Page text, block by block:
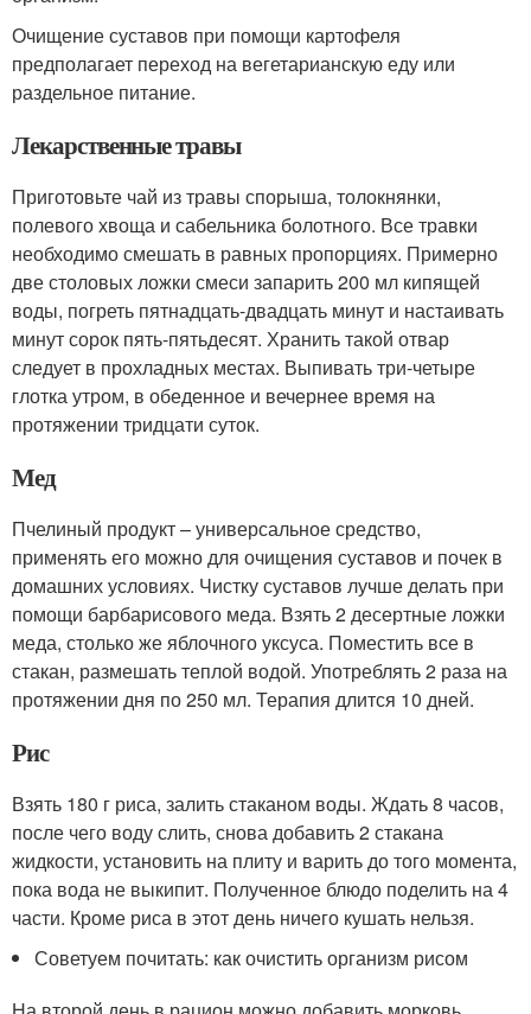
Очищение суставов при помощи картофеля
предполагает переход на вегетарианскую еду или
раздельное питание.
Лекарственные травы
Приготовьте чай из травы спорыша, толокнянки,
полевого хвоща и сабельника болотного. Все травки
необходимо смешать в равных пропорциях. Примерно
две столовых ложки смеси запарить 200 мл кипящей
воды, погреть пятнадцать-двадцать минут и настаивать
минут сорок пять-пятьдесят. Хранить такой отвар
следует в прохладных местах. Выпивать три-четыре
глотка утром, в обеденное и вечернее время на
протяжении тридцати суток.
Мед
Пчелиный продукт – универсальное средство,
применять его можно для очищения суставов и почек в
домашних условиях. Чистку суставов лучше делать при
помощи барбарисового меда. Взять 2 десертные ложки
меда, столько же яблочного уксуса. Поместить все в
стакан, размешать теплой водой. Употреблять 2 раза на
протяжении дня по 250 мл. Терапия длится 10 дней.
Рис
Взять 180 г риса, залить стаканом воды. Ждать 8 часов,
после чего воду слить, снова добавить 2 стакана
жидкости, установить на плиту и варить до того момента,
пока вода не выкипит. Полученное блюдо поделить на 4
части. Кроме риса в этот день ничего кушать нельзя.
Советуем почитать: как очистить организм рисом